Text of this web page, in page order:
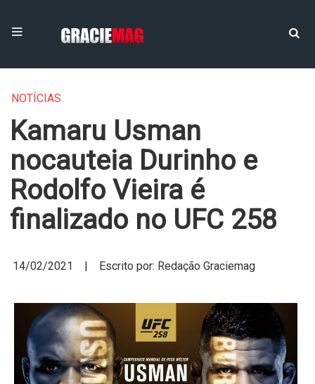
NOTÍCIAS
Kamaru Usman
nocauteia Durinho e
Rodolfo Vieira é
finalizado no UFC 258
14/02/2021 | Escrito por: Redação Graciemag